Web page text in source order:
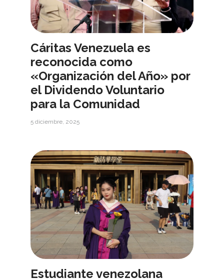
Cáritas Venezuela es
reconocida como
«Organización del Año» por
el Dividendo Voluntario
para la Comunidad
5 diciembre, 2025
Estudiante venezolana